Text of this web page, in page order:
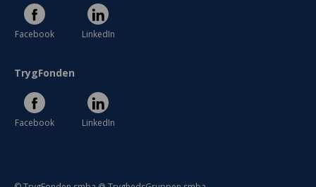
Facebook LinkedIn
TrygFonden
Facebook LinkedIn